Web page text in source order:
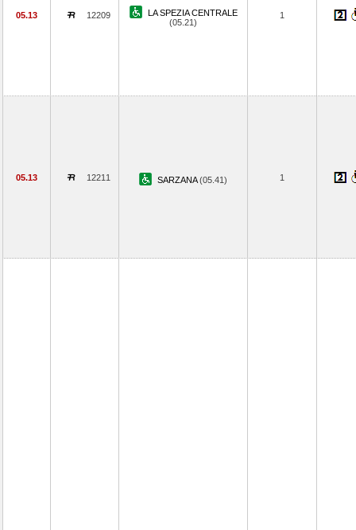
05.13 12209
LA SPEZIA CENTRALE
(05.21)
1
05.13 12211 SARZANA(05.41) 1